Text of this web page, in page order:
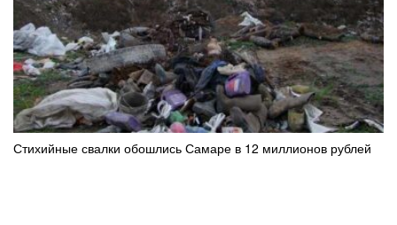
Стихийные свалки обошлись Самаре в 12 миллионов рублей